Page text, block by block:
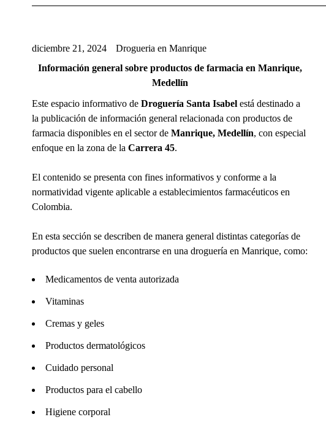
diciembre 21, 2024
Drogueria en Manrique
Información general sobre productos de farmacia en Manrique,
Medellín
Este espacio informativo de Droguería Santa Isabel está destinado a
la publicación de información general relacionada con productos de
farmacia disponibles en el sector de Manrique, Medellín, con especial
enfoque en la zona de la Carrera 45.
El contenido se presenta con fines informativos y conforme a la
normatividad vigente aplicable a establecimientos farmacéuticos en
Colombia.
En esta sección se describen de manera general distintas categorías de
productos que suelen encontrarse en una droguería en Manrique, como:
Medicamentos de venta autorizada
Vitaminas
Cremas y geles
Productos dermatológicos
Cuidado personal
Productos para el cabello
Higiene corporal